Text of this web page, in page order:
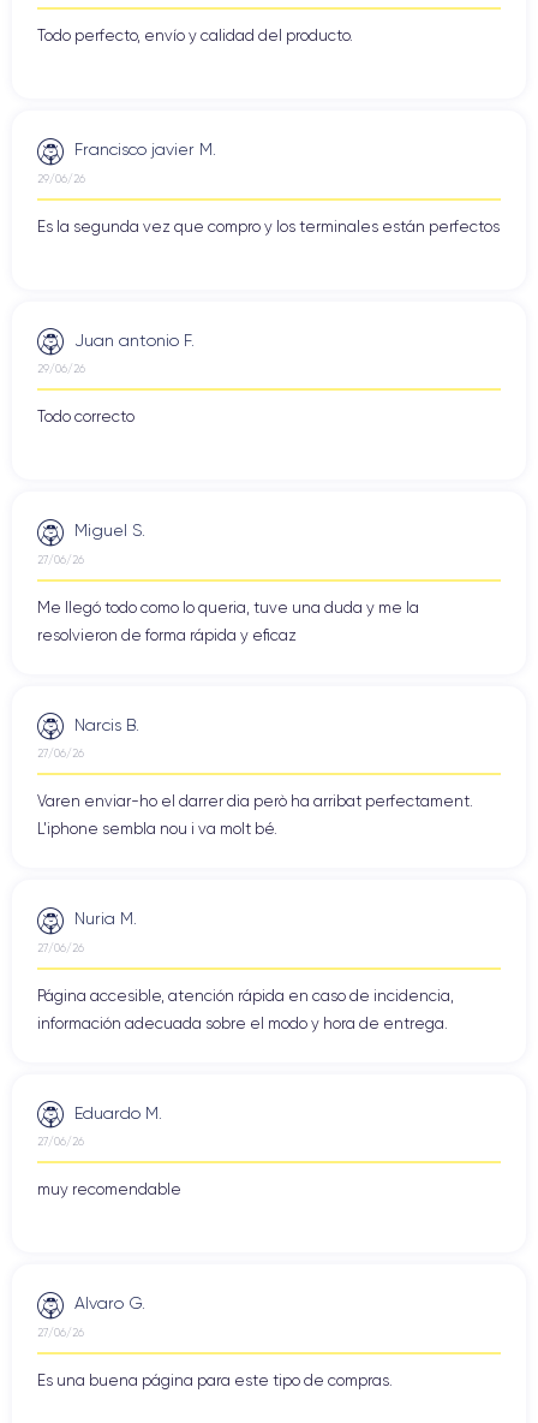
Todo perfecto, envío y calidad del producto.
Francisco javier M.
29/06/26
Es la segunda vez que compro y los terminales están perfectos
Juan antonio F.
29/06/26
Todo correcto
Miguel S.
27/06/26
Me llegó todo como lo queria, tuve una duda y me la
resolvieron de forma rápida y eficaz
Narcis B.
27/06/26
Varen enviar-ho el darrer dia però ha arribat perfectament.
L'iphone sembla nou i va molt bé.
Nuria M.
27/06/26
Página accesible, atención rápida en caso de incidencia,
información adecuada sobre el modo y hora de entrega.
Eduardo M.
27/06/26
muy recomendable
Alvaro G.
27/06/26
Es una buena página para este tipo de compras.